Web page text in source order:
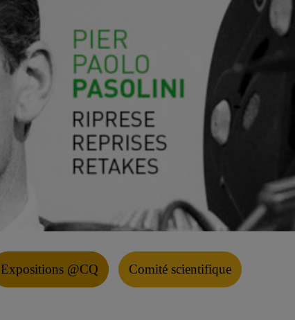
Expositions @CQ Comité scientifique